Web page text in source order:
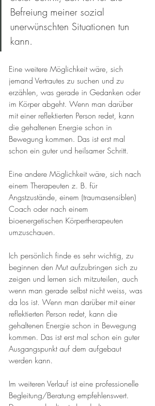
Befreiung meiner sozial
unerwünschten Situationen tun
kann.
Eine weitere Möglichkeit wäre, sich
jemand Vertrautes zu suchen und zu
erzählen, was gerade in Gedanken oder
im Körper abgeht. Wenn man darüber
mit einer reflektierten Person redet, kann
die gehaltenen Energie schon in
Bewegung kommen. Das ist erst mal
schon ein guter und heilsamer Schritt.
Eine andere Möglichkeit wäre, sich nach
einem Therapeuten z. B. für
Angstzustände, einem (traumasensiblen)
Coach oder nach einem
bioenergetischen Körpertherapeuten
umzuschauen.
Ich persönlich finde es sehr wichtig, zu
beginnen den Mut aufzubringen sich zu
zeigen und lernen sich mitzuteilen, auch
wenn man gerade selbst nicht weiss, was
da los ist. Wenn man darüber mit einer
reflektierten Person redet, kann die
gehaltenen Energie schon in Bewegung
kommen. Das ist erst mal schon ein guter
Ausgangspunkt auf dem aufgebaut
werden kann.
Im weiteren Verlauf ist eine professionelle
Begleitung/Beratung empfehlenswert.